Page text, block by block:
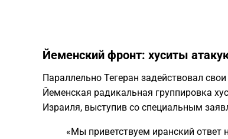
Йеменский фронт: хуситы
Параллельно Тегеран задействовал
Йеменская радикальная группировка
Израиля, выступив со специальным
«Мы приветствуем иранский ответ